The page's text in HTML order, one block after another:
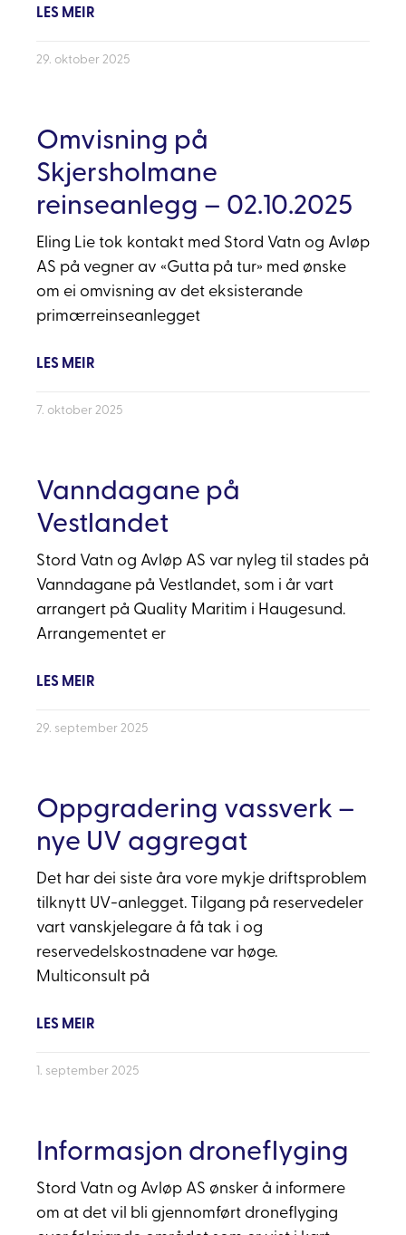
LES MEIR
29. oktober 2025
Omvisning på
Skjersholmane
reinseanlegg – 02.10.2025
Eling Lie tok kontakt med Stord Vatn og Avløp
AS på vegner av «Gutta på tur» med ønske
om ei omvisning av det eksisterande
primærreinseanlegget
LES MEIR
7. oktober 2025
Vanndagane på
Vestlandet
Stord Vatn og Avløp AS var nyleg til stades på
Vanndagane på Vestlandet, som i år vart
arrangert på Quality Maritim i Haugesund.
Arrangementet er
LES MEIR
29. september 2025
Oppgradering vassverk –
nye UV aggregat
Det har dei siste åra vore mykje driftsproblem
tilknytt UV-anlegget. Tilgang på reservedeler
vart vanskjelegare å få tak i og
reservedelskostnadene var høge.
Multiconsult på
LES MEIR
1. september 2025
Informasjon droneflyging
Stord Vatn og Avløp AS ønsker å informere
om at det vil bli gjennomført droneflyging